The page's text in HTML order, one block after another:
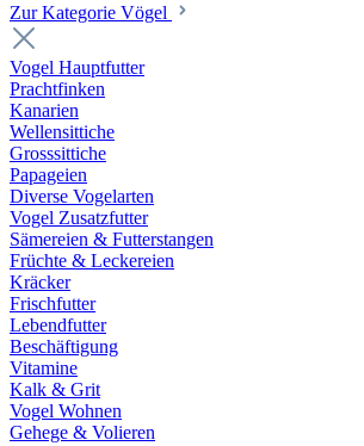
Zur Kategorie Vögel
Vogel Hauptfutter
Prachtfinken
Kanarien
Wellensittiche
Grosssittiche
Papageien
Diverse Vogelarten
Vogel Zusatzfutter
Sämereien & Futterstangen
Früchte & Leckereien
Kräcker
Frischfutter
Lebendfutter
Beschäftigung
Vitamine
Kalk & Grit
Vogel Wohnen
Gehege & Volieren